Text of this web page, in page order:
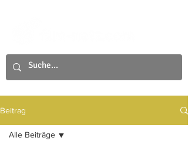
Beitrag
Alle Beiträge